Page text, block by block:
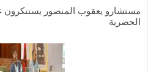
مستشارو يعقوب المنصور يستنكرون
الحضرية